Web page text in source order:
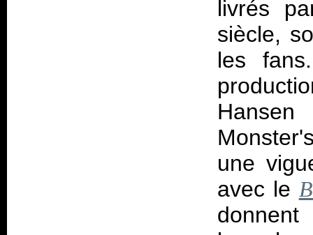
livrés
siècle,
les
une
avec le
donnent